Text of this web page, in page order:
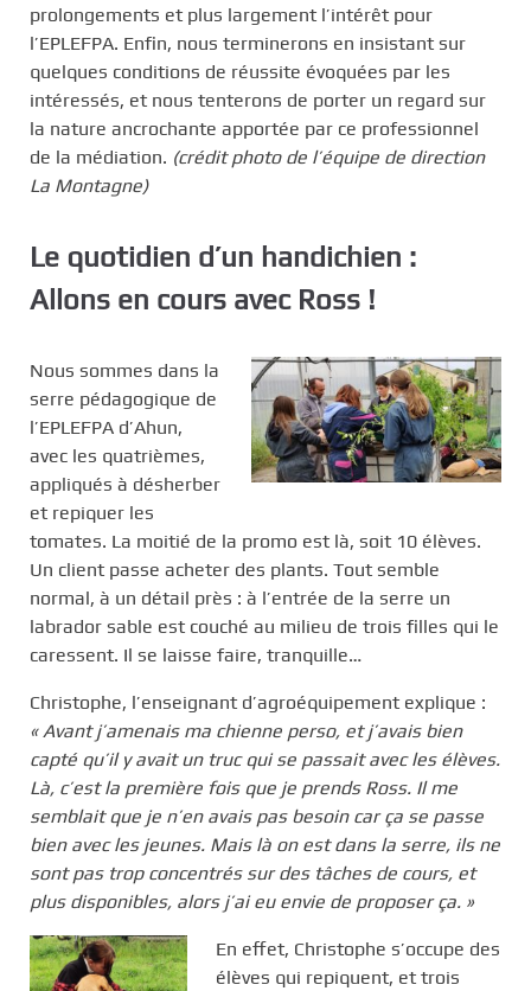
prolongements et plus largement l’intérêt pour
l’EPLEFPA. Enfin, nous terminerons en insistant sur
quelques conditions de réussite évoquées par les
intéressés, et nous tenterons de porter un regard sur
la nature ancrochante apportée par ce professionnel
de la médiation. (crédit photo de l’équipe de direction
La Montagne)
Le quotidien d’un handichien :
Allons en cours avec Ross !
Nous sommes dans la
serre pédagogique de
l’EPLEFPA d’Ahun,
avec les quatrièmes,
appliqués à désherber
et repiquer les
tomates. La moitié de la promo est là, soit 10 élèves.
Un client passe acheter des plants. Tout semble
normal, à un détail près : à l’entrée de la serre un
labrador sable est couché au milieu de trois filles qui le
caressent. Il se laisse faire, tranquille…
Christophe, l’enseignant d’agroéquipement explique :
« Avant j’amenais ma chienne perso, et j’avais bien
capté qu’il y avait un truc qui se passait avec les élèves.
Là, c’est la première fois que je prends Ross. Il me
semblait que je n’en avais pas besoin car ça se passe
bien avec les jeunes. Mais là on est dans la serre, ils ne
sont pas trop concentrés sur des tâches de cours, et
plus disponibles, alors j’ai eu envie de proposer ça. »
En effet, Christophe s’occupe des
élèves qui repiquent, et trois